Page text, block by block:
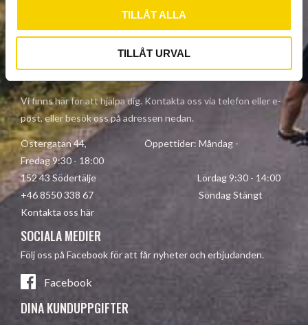
TILLÅT ALLA
TILLÅT URVAL
Dina personuppgifter behandlas i enlighet med vår
integritetspolicy.
KONTAKTA OSS
Vi finns här för att hjälpa dig. Kontakta oss via telefon eller e-
post, eller besök oss på adressen nedan.
Östergatan 44, Öppettider: Måndag -
Fredag 9:30 - 18:00
152 43 Södertälje Lördag 9:30 - 14:00
+46 8550 338 67 Söndag Stängt
Kontakta oss här
SOCIALA MEDIER
Följ oss på Facebook för att får nyheter och erbjudanden.
Facebook
DINA KUNDUPPGIFTER